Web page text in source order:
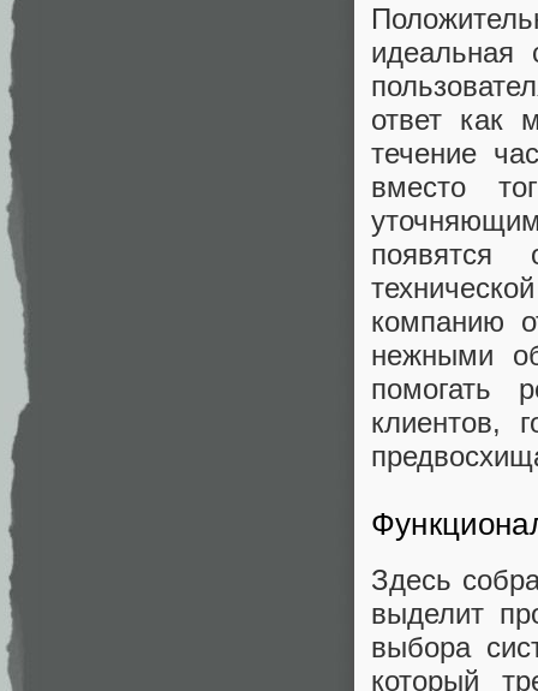
идеальная
ответ как
течение
вместо
появятся
компанию
нежными
помогать
клиентов,
Здесь
выделит
выбора
который